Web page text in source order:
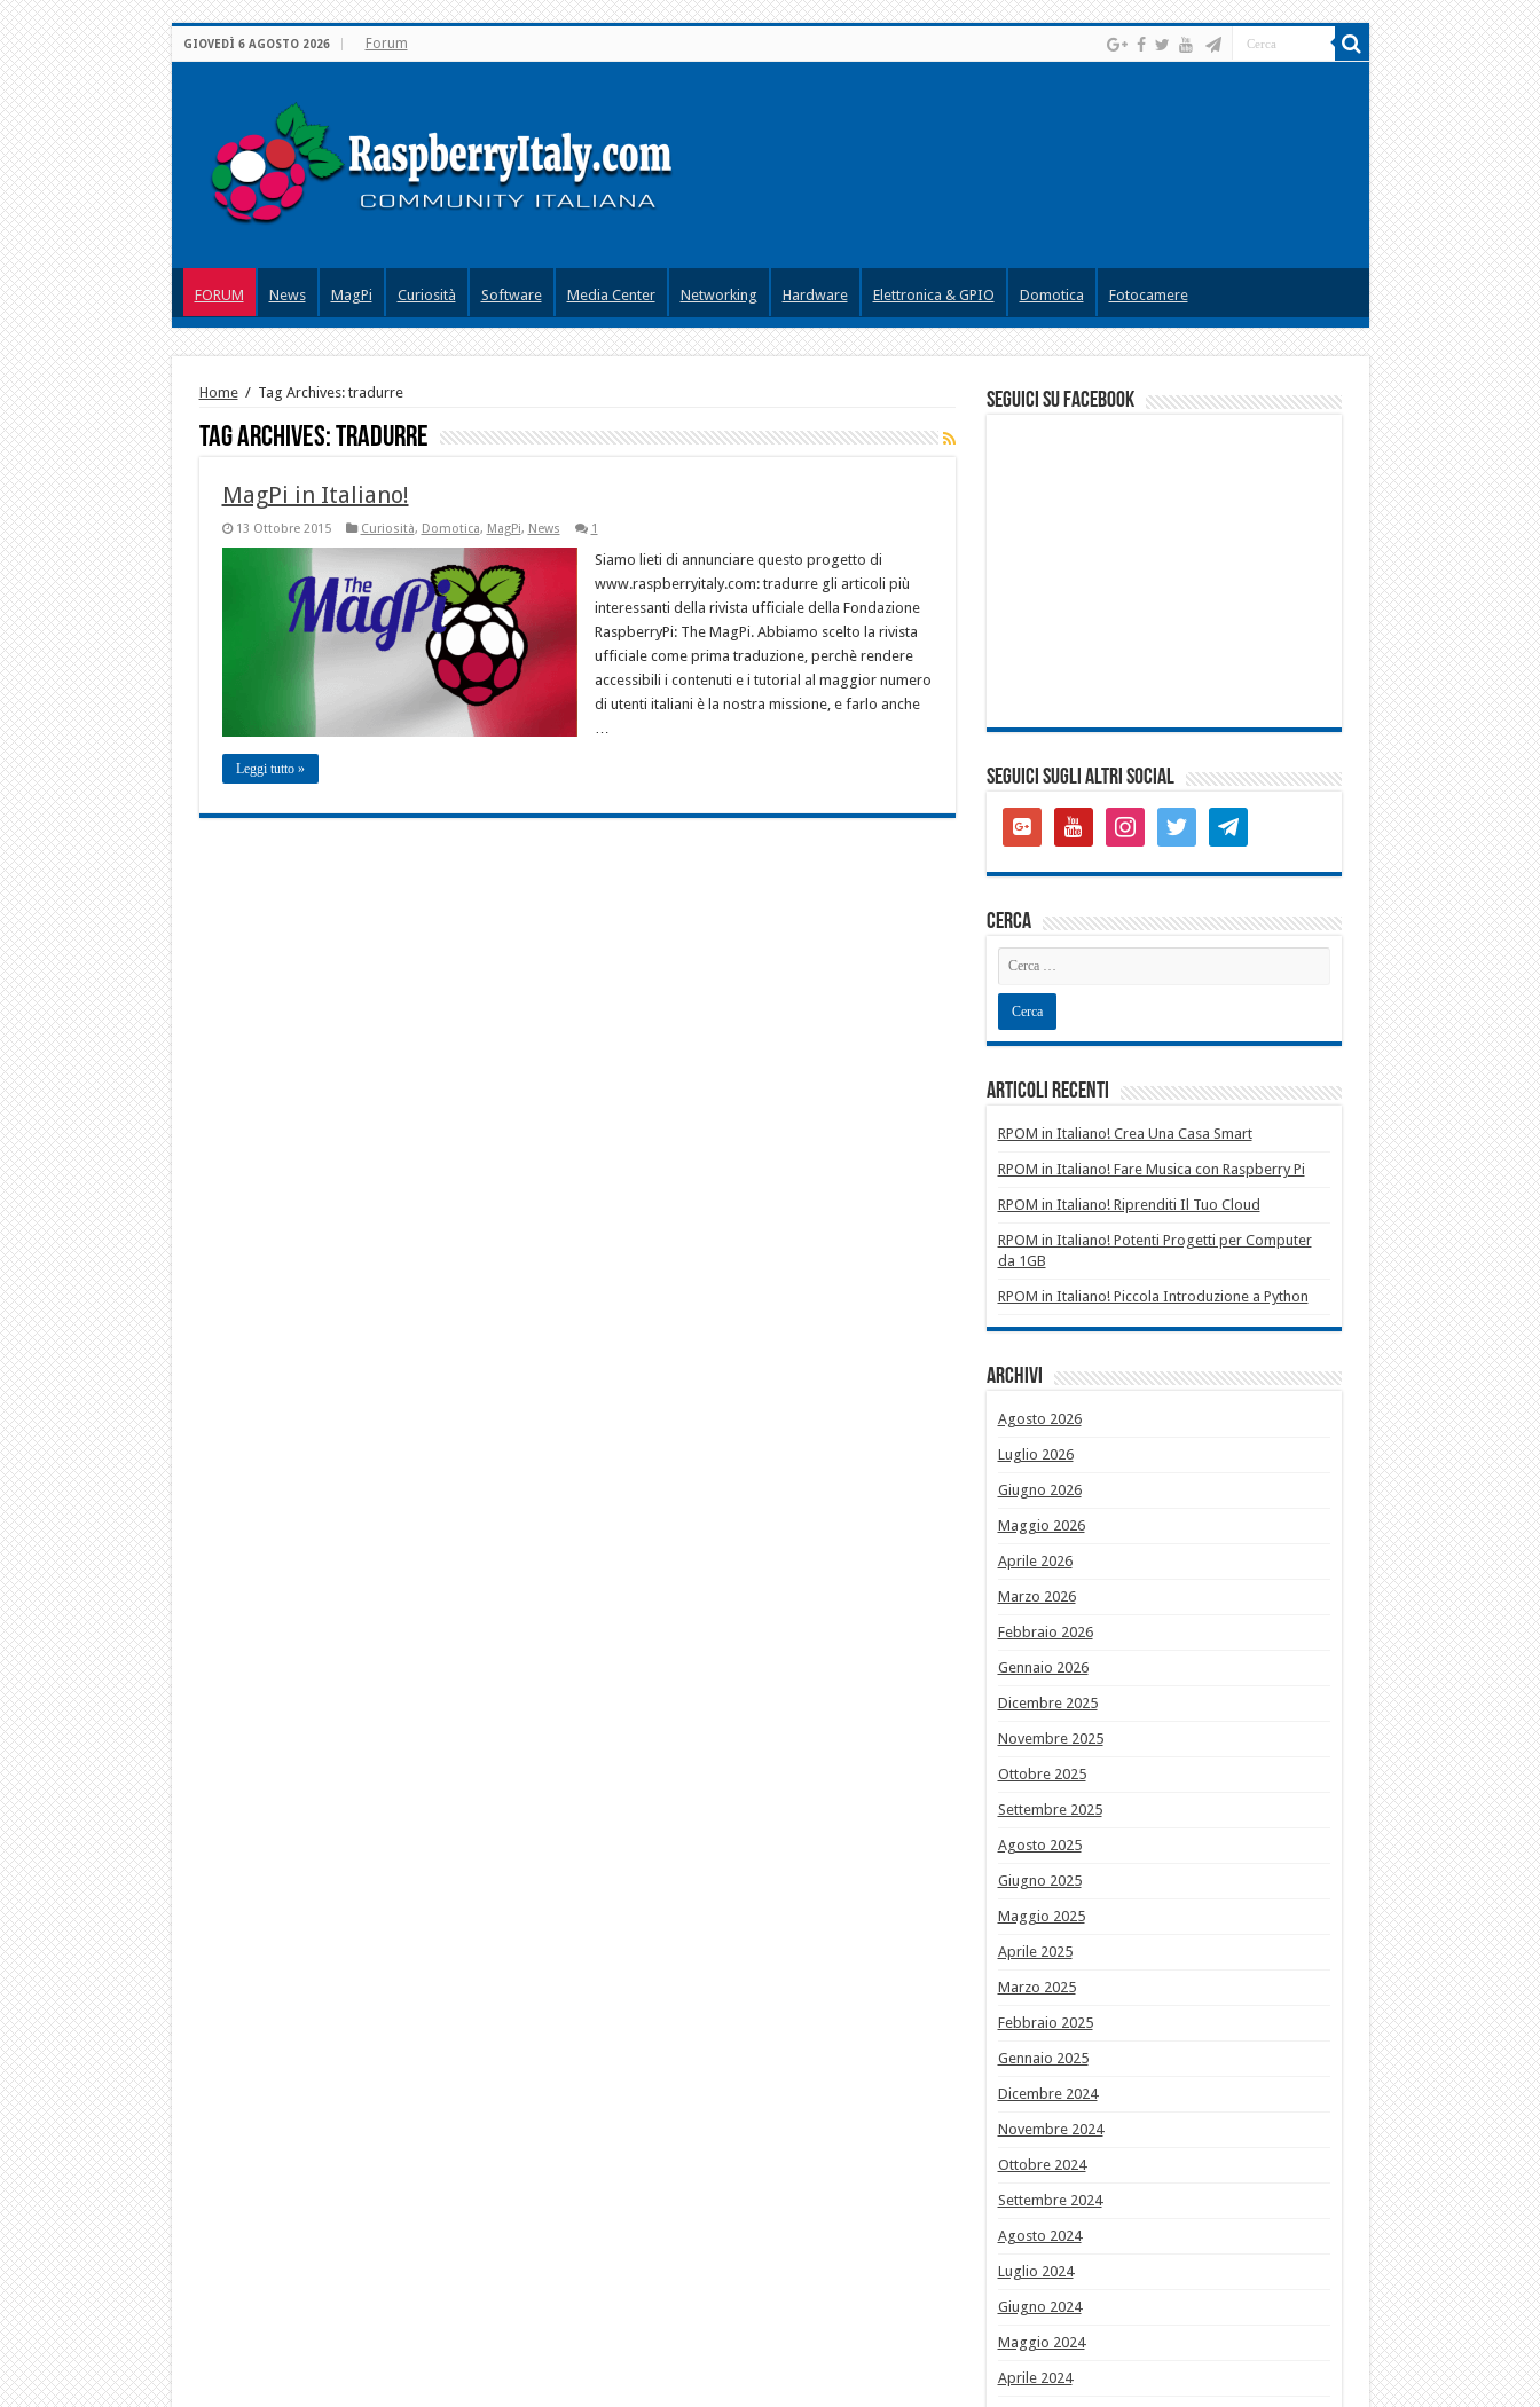
GIOVEDÌ 6 AGOSTO 2026 Forum
FORUM News MagPi Curiosità Software Media Center Networking Hardware Elettronica & GPIO Domotica Fotocamere
Home / Tag Archives: tradurre
Tag Archives:tradurre
MagPi in Italiano!
13 Ottobre 2015 Curiosità, Domotica, MagPi, News 1
Siamo lieti di annunciare questo progetto di
www.raspberryitaly.com: tradurre gli articoli più
interessanti della rivista ufficiale della Fondazione
RaspberryPi: The MagPi. Abbiamo scelto la rivista
ufficiale come prima traduzione, perchè rendere
accessibili i contenuti e i tutorial al maggior numero
di utenti italiani è la nostra missione, e farlo anche
…
Leggi tutto »
seguici su facebook
SEGUICI SUGLI ALTRI SOCIAL
google-
plus-
youtube instagramtwitter telegram
cerca
Articoli recenti
RPOM in Italiano! Crea Una Casa Smart
RPOM in Italiano! Fare Musica con Raspberry Pi
RPOM in Italiano! Riprenditi Il Tuo Cloud
RPOM in Italiano! Potenti Progetti per Computer
da 1GB
RPOM in Italiano! Piccola Introduzione a Python
Archivi
Agosto 2026
Luglio 2026
Giugno 2026
Maggio 2026
Aprile 2026
Marzo 2026
Febbraio 2026
Gennaio 2026
Dicembre 2025
Novembre 2025
Ottobre 2025
Settembre 2025
Agosto 2025
Giugno 2025
Maggio 2025
Aprile 2025
Marzo 2025
Febbraio 2025
Gennaio 2025
Dicembre 2024
Novembre 2024
Ottobre 2024
Settembre 2024
Agosto 2024
Luglio 2024
Giugno 2024
Maggio 2024
Aprile 2024